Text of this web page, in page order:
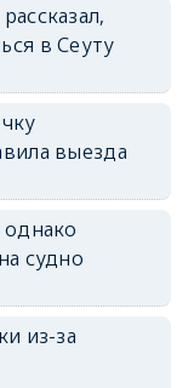
в Сеуту
выезда
судно
из-за